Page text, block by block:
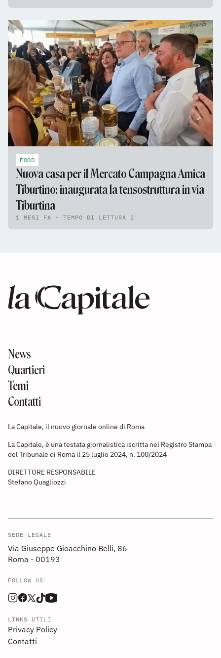
FOOD
Nuova casa per il Mercato Campagna Amica
Tiburtino: inaugurata la tensostruttura in via
Tiburtina
1 MESI FA - TEMPO DI LETTURA 2'
News
Quartieri
Temi
Contatti
La Capitale, il nuovo giornale online di Roma
La Capitale, è una testata giornalistica iscritta nel Registro Stampa
del Tribunale di Roma il 25 luglio 2024, n. 100/2024
DIRETTORE RESPONSABILE
Stefano Quagliozzi
SEDE LEGALE
Via Giuseppe Gioacchino Belli, 86
Roma - 00193
FOLLOW US
LINKS UTILI
Privacy Policy
Contatti